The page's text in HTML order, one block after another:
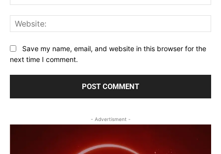
Save my name, email, and website in this browser for the
next time I comment.
- Advertisment -